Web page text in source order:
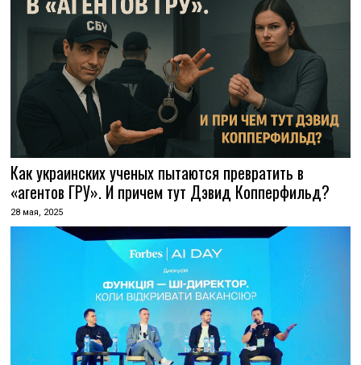
Как украинских ученых пытаются превратить в
«агентов ГРУ». И причем тут Дэвид Копперфильд?
28 мая, 2025